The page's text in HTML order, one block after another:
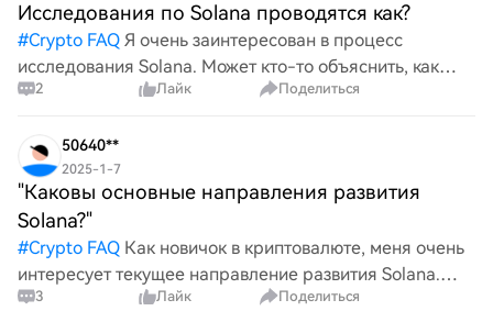
Исследования по Solana проводятся как?
#Crypto FAQ Я очень заинтересован в процесс
исследования Solana. Может кто-то объяснить, как
именно проводится исследование в Solana? Я хочу
которые используются в
2 Лайк Поделиться
50640**
2025-1-7
"Каковы основные направления развития
Solana?"
#Crypto FAQ Как новичок в криптовалюте, меня очень
интересует текущее направление развития Solana.
Какие ключевые приоритеты выделяются в ее
3 Лайк Поделиться